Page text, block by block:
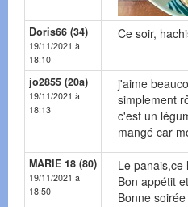
Doris66 (34)
19/11/2021 à
18:10
Ce soir,
jo2855 (20a)
19/11/2021 à
18:13
j'aime
simplement
c'est un
mangé car
MARIE 18 (80)
19/11/2021 à
18:50
Le
Bon appétit et
Bonne